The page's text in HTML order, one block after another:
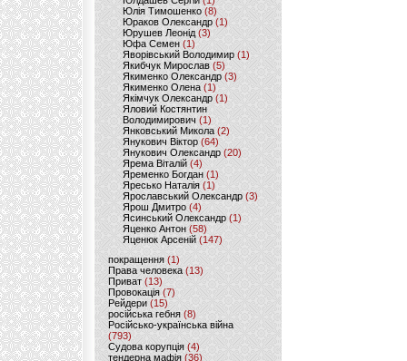
Юлія Тимошенко (8)
Юраков Олександр (1)
Юрушев Леонід (3)
Юфа Семен (1)
Яворівський Володимир (1)
Якибчук Мирослав (5)
Якименко Олександр (3)
Якименко Олена(1)
Якімчук Олександр (1)
Яловий Костянтин
Володимирович (1)
Янковський Микола(2)
Янукович Віктор (64)
Янукович Олександр(20)
Ярема Віталій(4)
Яременко Богдан(1)
Яресько Наталія(1)
Ярославський Олександр (3)
Ярош Дмитро (4)
Ясинський Олександр (1)
Яценко Антон(58)
Яценюк Арсеній (147)
покращення (1)
Права человека(13)
Приват (13)
Провокація (7)
Рейдери (15)
російська гебня (8)
Російсько-українська війна
(793)
Судова корупція (4)
тендерна мафія (36)